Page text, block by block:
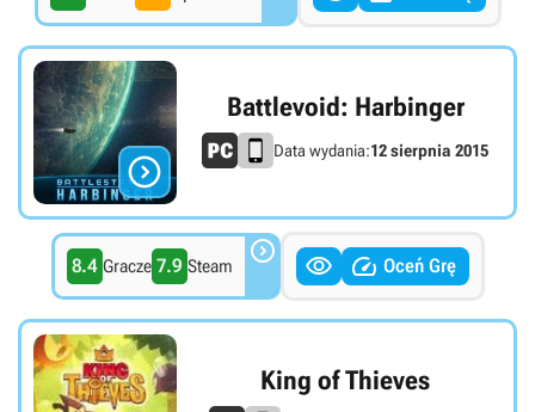

Battlevoid: Harbinger
Data wydania:12 sierpnia 2015
8.4 Gracze 7.9 Steam    Oceń Grę
King of Thieves